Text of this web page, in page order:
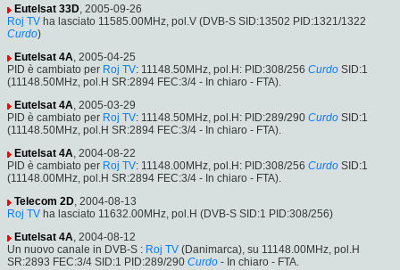
Eutelsat 33D, 2005-09-26
Roj TV ha lasciato 11585.00MHz, pol.V (DVB-S SID:13502 PID:1321/1322
Curdo)
Eutelsat 4A, 2005-04-25
PID è cambiato per Roj TV: 11148.50MHz, pol.H: PID:308/256 Curdo SID:1
(11148.50MHz, pol.H SR:2894 FEC:3/4 - In chiaro - FTA).
Eutelsat 4A, 2005-03-29
PID è cambiato per Roj TV: 11148.50MHz, pol.H: PID:289/290 Curdo SID:1
(11148.50MHz, pol.H SR:2894 FEC:3/4 - In chiaro - FTA).
Eutelsat 4A, 2004-08-22
PID è cambiato per Roj TV: 11148.00MHz, pol.H: PID:308/256 Curdo SID:1
(11148.00MHz, pol.H SR:2894 FEC:3/4 - In chiaro - FTA).
Telecom 2D, 2004-08-13
Roj TV ha lasciato 11632.00MHz, pol.H (DVB-S SID:1 PID:308/256)
Eutelsat 4A, 2004-08-12
Un nuovo canale in DVB-S : Roj TV (Danimarca), su 11148.00MHz, pol.H
SR:2893 FEC:3/4 SID:1 PID:289/290 Curdo - In chiaro - FTA.